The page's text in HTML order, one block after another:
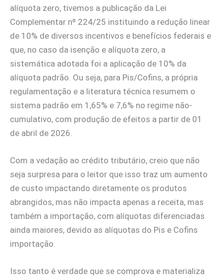
alíquota zero, tivemos a publicação da Lei
Complementar nº 224/25 instituindo a redução linear
de 10% de diversos incentivos e benefícios federais e
que, no caso da isenção e alíquota zero, a
sistemática adotada foi a aplicação de 10% da
alíquota padrão. Ou seja, para Pis/Cofins, a própria
regulamentação e a literatura técnica resumem o
sistema padrão em 1,65% e 7,6% no regime não-
cumulativo, com produção de efeitos a partir de 01
de abril de 2026.
Com a vedação ao crédito tributário, creio que não
seja surpresa para o leitor que isso traz um aumento
de custo impactando diretamente os produtos
abrangidos, mas não impacta apenas a receita, mas
também a importação, com alíquotas diferenciadas
ainda maiores, devido as alíquotas do Pis e Cofins
importação.
Isso tanto é verdade que se comprova e materializa